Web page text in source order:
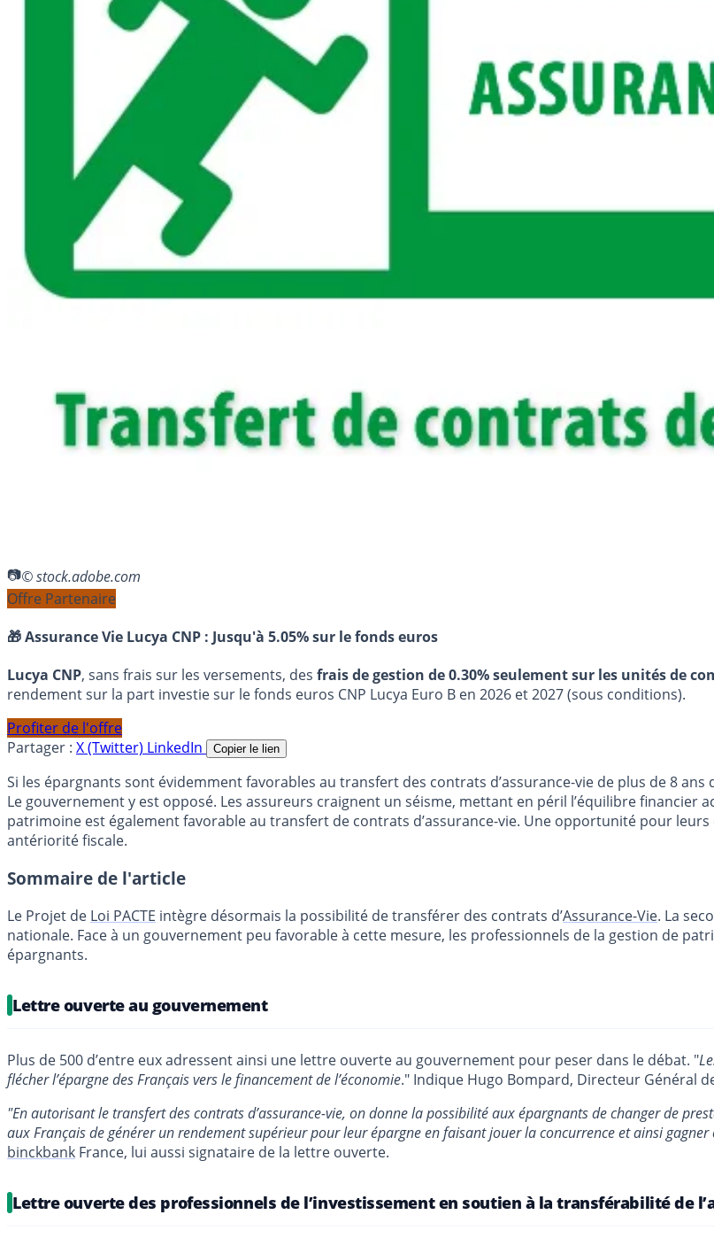
© stock.adobe.com
Offre Partenaire
🎁 Assurance Vie Lucya CNP : Jusqu'à 5.05% sur le fonds euros
Lucya CNP, sans frais sur les versements, des frais de gestion de 0.30% seulement sur les unités de
rendement sur la part investie sur le fonds euros CNP Lucya Euro B en 2026 et 2027 (sous conditions).
Profiter de l'offre
Partager : X (Twitter) LinkedIn Copier le lien
Si les épargnants sont évidemment favorables au transfert des contrats d’assurance-vie de plus de 8
Le gouvernement y est opposé. Les assureurs craignent un séisme, mettant en péril l’équilibre financier
patrimoine est également favorable au transfert de contrats d’assurance-vie. Une opportunité pour
antériorité fiscale.
Sommaire de l'article
Le Projet de Loi PACTE intègre désormais la possibilité de transférer des contrats d’Assurance-Vie. La
nationale. Face à un gouvernement peu favorable à cette mesure, les professionnels de la gestion de
épargnants.
Lettre ouverte au gouvernement
Plus de 500 d’entre eux adressent ainsi une lettre ouverte au gouvernement pour peser dans le débat. "
flécher l’épargne des Français vers le financement de l’économie." Indique Hugo Bompard, Directeur Général
"En autorisant le transfert des contrats d’assurance-vie, on donne la possibilité aux épargnants de changer de
aux Français de générer un rendement supérieur pour leur épargne en faisant jouer la concurrence et ainsi gagner
binckbank France, lui aussi signataire de la lettre ouverte.
Lettre ouverte des professionnels de l’investissement en soutien à la transférabilité de